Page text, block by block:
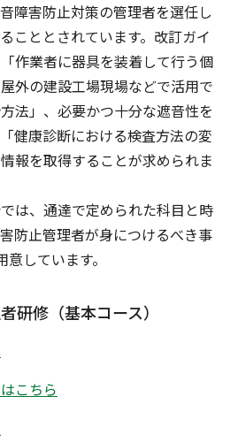
障害防止対策の管理者を選任し
こととされています。改訂ガイ
作業者に器具を装着して行う個
外の建設工場現場などで活用で
法」、必要かつ十分な遮音性を
健康診断における検査方法の変
報を取得することが求められま
は、通達で定められた科目と時
防止管理者が身につけるべき事
しています。
研修（基本コース）
こちら